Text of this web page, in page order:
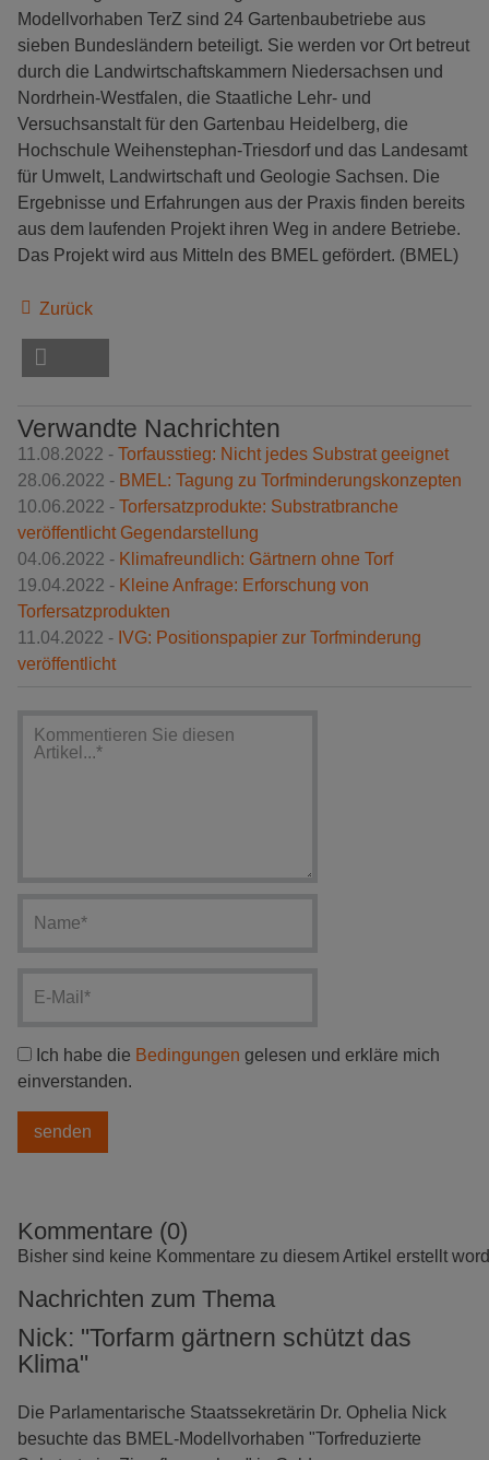
Modellvorhaben TerZ sind 24 Gartenbaubetriebe aus
sieben Bundesländern beteiligt. Sie werden vor Ort betreut
durch die Landwirtschaftskammern Niedersachsen und
Nordrhein-Westfalen, die Staatliche Lehr- und
Versuchsanstalt für den Gartenbau Heidelberg, die
Hochschule Weihenstephan-Triesdorf und das Landesamt
für Umwelt, Landwirtschaft und Geologie Sachsen. Die
Ergebnisse und Erfahrungen aus der Praxis finden bereits
aus dem laufenden Projekt ihren Weg in andere Betriebe.
Das Projekt wird aus Mitteln des BMEL gefördert. (BMEL)
Zurück
Verwandte Nachrichten
11.08.2022 - Torfausstieg: Nicht jedes Substrat geeignet
28.06.2022 - BMEL: Tagung zu Torfminderungskonzepten
10.06.2022 - Torfersatzprodukte: Substratbranche
veröffentlicht Gegendarstellung
04.06.2022 - Klimafreundlich: Gärtnern ohne Torf
19.04.2022 - Kleine Anfrage: Erforschung von
Torfersatzprodukten
11.04.2022 - IVG: Positionspapier zur Torfminderung
veröffentlicht
Ich habe die Bedingungen gelesen und erkläre mich
einverstanden.
Kommentare (0)
Bisher sind keine Kommentare zu diesem Artikel erstellt
Nachrichten zum Thema
Nick: "Torfarm gärtnern schützt das
Klima"
Die Parlamentarische Staatssekretärin Dr. Ophelia Nick
besuchte das BMEL-Modellvorhaben "Torfreduzierte